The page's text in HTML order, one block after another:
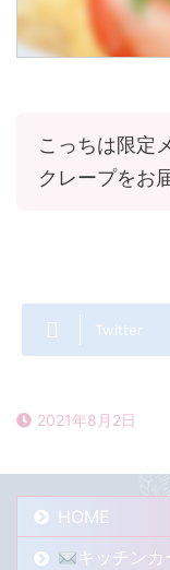
こっちは限定
クレープをお
Twitter
2021年8月2日
HOME
キッチン